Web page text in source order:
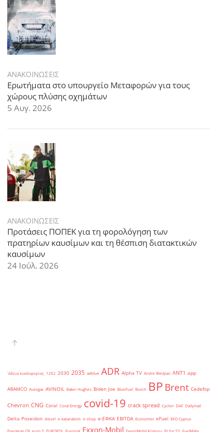
ΑΝΑΚΟΙΝΩΣΕΙΣ
Ερωτήματα στο υπουργείο Μεταφορών για τους
χώρους πλύσης οχημάτων
5 Αυγ. 2026
ΑΝΑΚΟΙΝΩΣΕΙΣ
Προτάσεις ΠΟΠΕΚ για τη φορολόγηση των
πρατηρίων καυσίμων και τη θέσπιση διατακτικών
καυσίμων
24 Ιούλ. 2026
'άδεια κυκλοφορίας 1202 2030 2035 adblue ADR Alpha TV Andre Bledjian ANT1 app
ARAMCO Autogas AVINOIL Baker Hughes Biden Joe BlueFuel Bosch BPBrent Cedefop
Chevron CNG Coral Coral Energy covid-19 crack spread Cyclon DAF Dailymail
Delta Poseidon diesel e-katanalotis e-shop e-ΕΦΚΑ EBITDA Economist eFuel EKO Cyprus
Energean Oil euro 5 EUROPOL Eurostat Exxon-Mobil ExxonMobil Κύπρου fit for 55 FuelMate